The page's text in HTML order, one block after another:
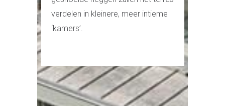
verdelen in kleinere, meer intieme
‘kamers’.